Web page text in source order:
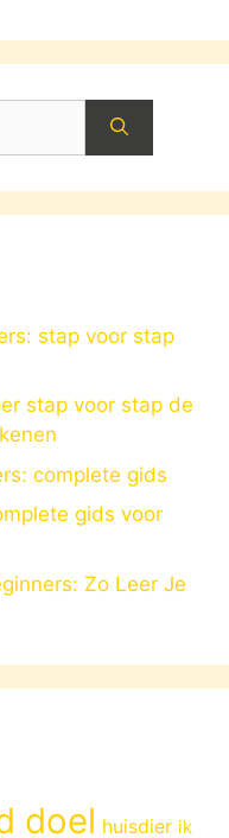
stap voor stap
stap voor stap de
complete gids
gids voor
Zo Leer Je
doel huisdier ik